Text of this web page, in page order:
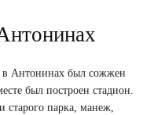
Антонинах был сожжен
был построен стадион.
старого парка, манеж,